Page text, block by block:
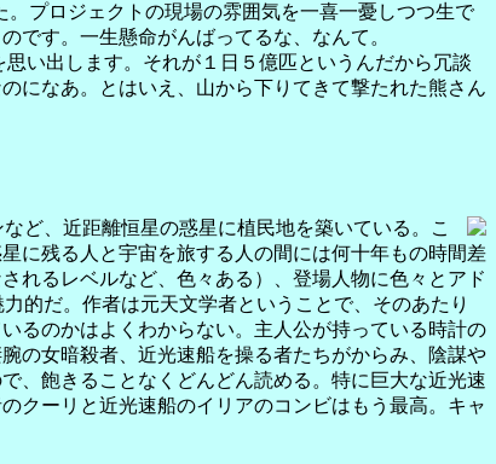
プロジェクトの現場の雰囲気を一喜一憂しつつ生で
です。一生懸命がんばってるな、なんて。
い出します。それが１日５億匹というんだから冗談
になあ。とはいえ、山から下りてきて撃たれた熊さん
ど、近距離恒星の惑星に植民地を築いている。こ
に残る人と宇宙を旅する人の間には何十年もの時間差
れるレベルなど、色々ある）、登場人物に色々とアド
的だ。作者は元天文学者ということで、そのあたり
るのかはよくわからない。主人公が持っている時計の
の女暗殺者、近光速船を操る者たちがからみ、陰謀や
、飽きることなくどんどん読める。特に巨大な近光速
クーリと近光速船のイリアのコンビはもう最高。キャ